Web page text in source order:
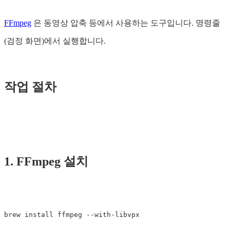
FFmpeg 은 동영상 압축 등에서 사용하는 도구입니다. 명령줄
(검정 화면)에서 실행합니다.
작업 절차
1. FFmpeg 설치